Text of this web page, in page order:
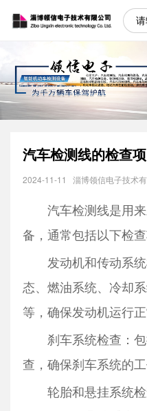
汽车检测线的检查
2024-11-11 淄博领信电子技术
汽车检测线是用
备，通常包括以下检查
发动机和传动系
态、燃油系统、冷却
等，确保发动机运行正
刹车系统检查：
查，确保刹车系统的工
轮胎和悬挂系统